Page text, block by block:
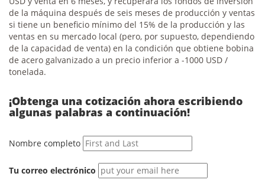
de la máquina después de seis meses de producción y ventas
si tiene un beneficio mínimo del 15% de la producción y las
ventas en su mercado local (pero, por supuesto, dependiendo
de la capacidad de venta) en la condición que obtiene bobina
de acero galvanizado a un precio inferior a -1000 USD /
tonelada.
¡Obtenga una cotización ahora escribiendo
algunas palabras a continuación!
Nombre completo
Tu correo electrónico